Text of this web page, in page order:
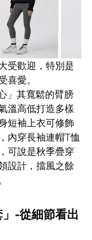
受歡迎，特別是
喜愛。
」其寬鬆的臂膀
溫高低打造多樣
短袖上衣可修飾
內穿長袖連帽T恤
可說是秋季疊穿
設計，擋風之餘
」-從細節看出